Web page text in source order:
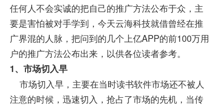
任何人不会实诚的把自己的推广方法公布于众，主
要是害怕被对手学到，今天云海科技就借曾经在推
广界混的人脉，把问到的几个上亿APP的前100万用
户的推广方法公布出来，以供各位读者参考。
1、市场切入早
市场切入早，主要在当时读书软件市场还不被人
注意的时候，迅速切入，抢占了市场的先机，当传